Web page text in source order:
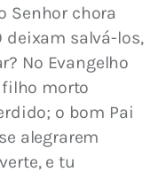
Senhor chora
deixam salvá-los,
No Evangelho
filho morto
o bom Pai
alegrarem
e tu